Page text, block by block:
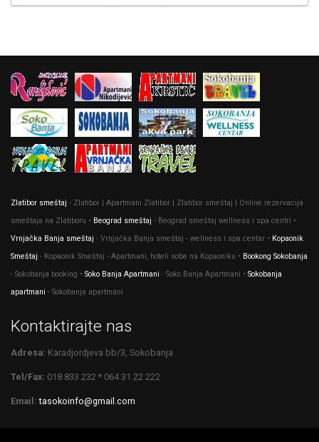
Zlatibor smeštaj - Zlatibor | Apartmani Zlatibor | Zlatibor smeštaj | Online rezervacija
smeštaja na Zlatiboru • Beograd smeštaj - Beograd smeštaj wellness i spa centri •
Vrnjačka Banja smeštaj - Vrnjačka Banja smeštaj - wellness i spa centar • Kopaonik
Smeštaj - Kopaonik Smeštaj - Apartmani, hoteli sobe na Kopaoniku • Bookong Sokobanja
- Sokobanja booking • Soko Banja Apartmani - Soko Banja Apartmani • Sokobanja
apartmani - Sokobanja apartmani
Kontaktirajte nas
Adresa: Karadjordjeva bb/3, Sokobanja
Tel/Fax: 018 833 232 * 064 31 22 222
Email: tasokoinfo@gmail.com